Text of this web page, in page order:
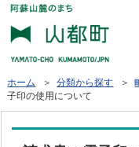
ホーム ＞分類から探す ＞
子印の使用について